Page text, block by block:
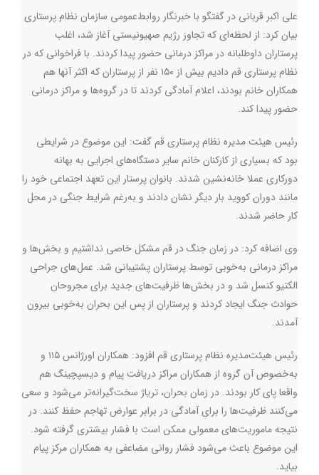
علی اکبر قربانی در گفتگو با خبرنگار روابط‌عمومی سازمان نظام پرستاری
بیان کرد: از لحظه‌ای که تجاوز رژیم صهیونیستی آغاز شد، اغلب
پرستاران داوطلبانه در مراکز درمانی حضور پیدا کردند. با فراخوانی که در
نظام پرستاری قم دادیم بیش از ۱۵۰ نفر از پرستاران که اکثر آنها هم
همکاران خانم بودند، اعلام آمادگی کردند تا در گروه‌ها و مراکز درمانی
حضور پیدا کند.
رئیس هیئت مدیره نظام پرستاری قم گفت: این موضوع در شرایطی
بود که بسیاری از کارکنان خانم سایر دستگاه‌های اجرایی به بهانه
دورکاری عملا خانه‌نشین شدند. بانوان پرستار این تعهد اجتماعی خود را
مانند دوران کووید بار دیگر نشان دادند و به‌رغم شرایط جنگی در محل
کار حاضر شدند.
وی اضافه کرد:‌ در زمان جنگ در قم مشکل خاصی نداشتیم و بخش‌ها و
مراکز درمانی به‌خوبی توسط پرستاران پشتیبانی شد. عمل‌های جراحی
الکتیو کنسل شد و در بخش‌ها ظرفیت‌های جدید برای مجروحان
حوادث جنگ ایجاد کردند و پرستاران از پس این بحران به‌خوبی بیرون
آمدند.
رئیس‌ هیئت‌مدیره نظام پرستاری قم افزود: همکاران اورژانس ۱۱۵ و
به‌خصوص آن گروه از همکاران مراکز دریافت پیام و دیسپچینگ هم
واقعا پای کار بودند. در زمان بحران، تریاژ سخت‌گیرانه‌تر می‌شود و سعی
می‌کنند ظرفیت‌ها را برای آمادگی در برابر عوارض تهاجم حفظ کنند. در
نتیجه ماموریت‌های معمولی ممکن است با فشار بیشتری گرفته شود.
این موضوع باعث می‌شود فشار روانی مضاعفی به همکاران مرکز پیام
بیاید.